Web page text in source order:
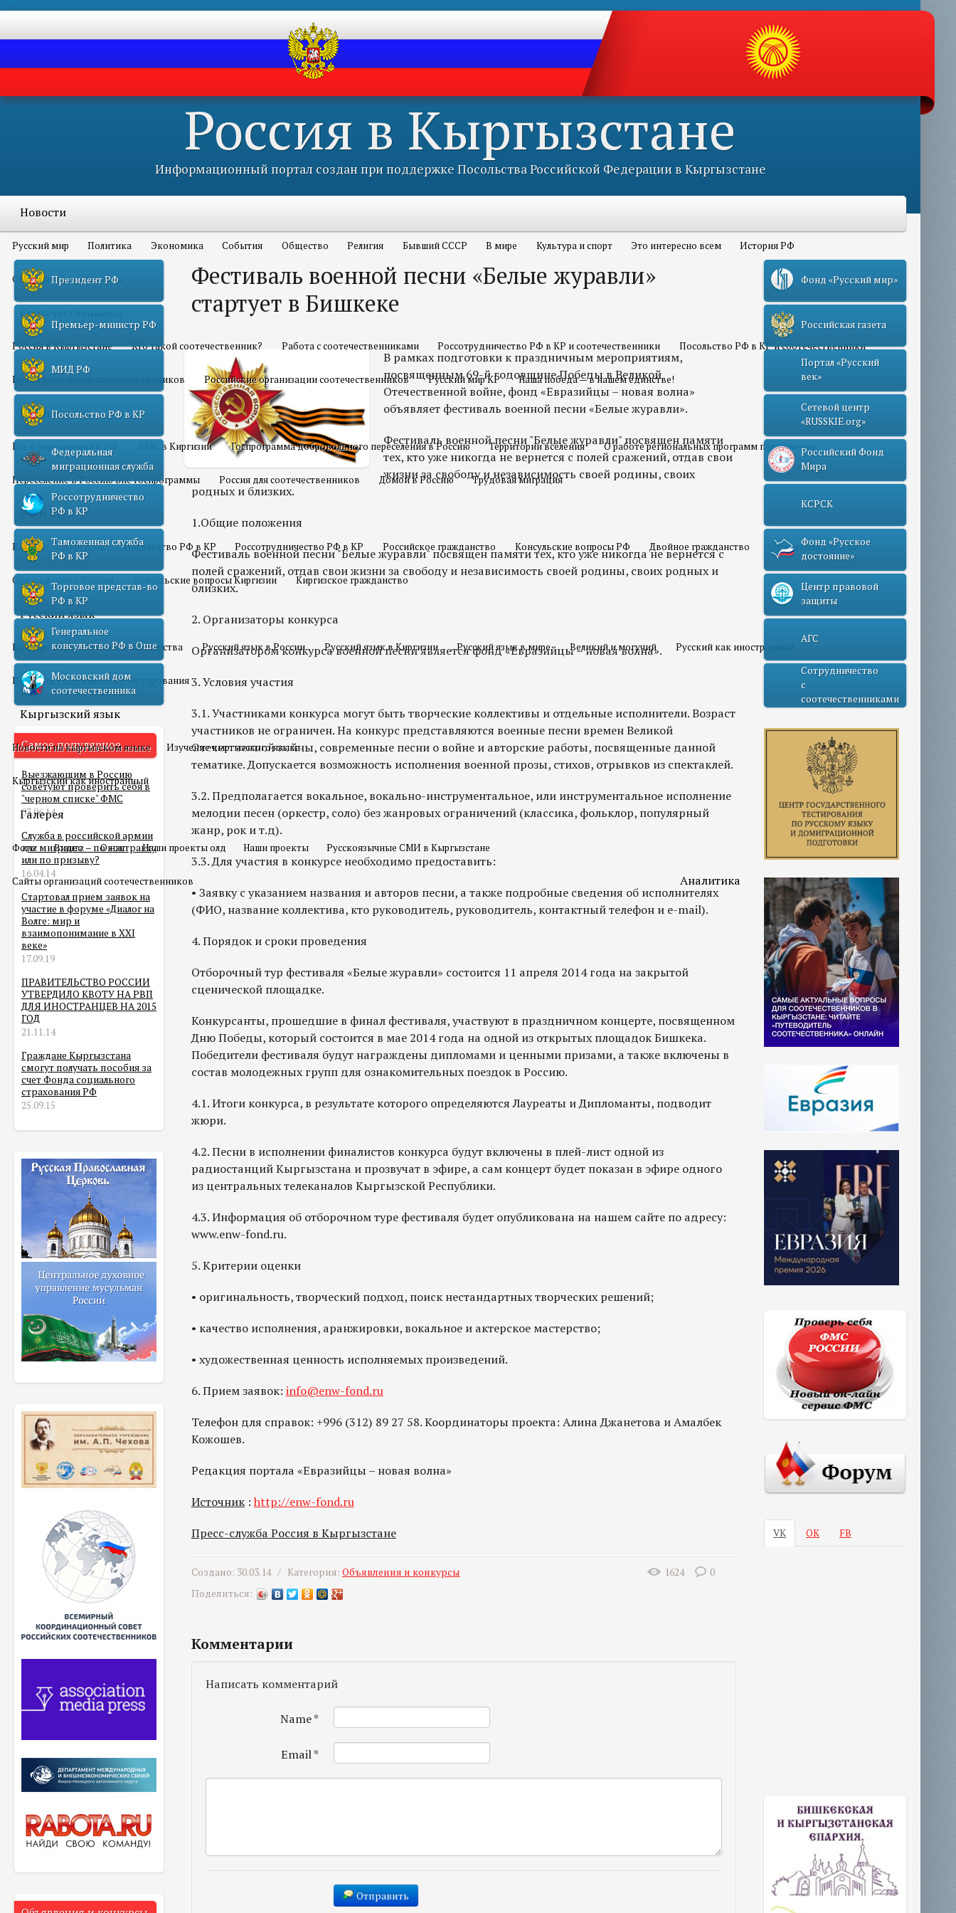
Россия в Кыргызстане
Информационный портал создан при поддержке Посольства Российской Федерации в Кыргызстане
Новости
Русский мир Политика Экономика События Общество Религия Бывший СССР В мире Культура и спорт Это интересно всем История РФ
Объявления и конкурсы
Соотечественники
Россия в Кыргызстане Кто такой соотечественник? Работа с соотечественниками Россотрудничество РФ в КР и соотечественники Посольство РФ в КР и соотечественники
Права российских соотечественников Российские организации соотечественников Русский мир КР Наша победа — в нашем единстве!
Переселение
Все о переселении в РФ ФМС в Киргизии Госпрограмма добровольного переселения в Россию Территории вселения О работе региональных программ переселения
Переселение в Россию вне госпрограммы Россия для соотечественников Домой в Россию Трудовая миграция
РФ и КР
Россия Киргизия Посольство РФ в КР Россотрудничество РФ в КР Российское гражданство Консульские вопросы РФ Двойное гражданство Отношения РФ и КР
Образование в России Консульские вопросы Киргизии Киргизское гражданство
Русский язык
Конкурс педагогического мастерства Русский язык в России Русский язык в Киргизии Русский язык в мире Великий и могучий Русский как иностранный
Центр государственного тестирования
Кыргызский язык
Новости на кыргызском языке Изучение кыргызского языка
Кыргызский как иностранный
Галерея
Фото Видео О нас Наши проекты олд Наши проекты Русскоязычные СМИ в Кыргызстане
Сайты организаций соотечественников Аналитика
Президент РФ
Премьер-министр РФ
МИД РФ
Посольство РФ в КР
Федеральная
миграционная служба
Россотрудничество
РФ в КР
Таможенная служба
РФ в КР
Торговое представ-во
РФ в КР
Генеральное
консульство РФ в Оше
Московский дом
соотечественника
Самое популярное
Выезжающим в Россию
советуют проверить себя в
"черном списке" ФМС
03.06.14
Служба в российской армии
для мигранта – по контракту
или по призыву?
16.04.14
Стартовал прием заявок на
участие в форуме «Диалог на
Волге: мир и
взаимопонимание в XXI
веке»
17.09.19
ПРАВИТЕЛЬСТВО РОССИИ
УТВЕРДИЛО КВОТУ НА РВП
ДЛЯ ИНОСТРАНЦЕВ НА 2015
ГОД
21.11.14
Граждане Кыргызстана
смогут получать пособия за
счет Фонда социального
страхования РФ
25.09.15
Фестиваль военной песни «Белые журавли»
стартует в Бишкеке
В рамках подготовки к праздничным мероприятиям,
посвященным 69-й годовщине Победы в Великой
Отечественной войне, фонд «Евразийцы – новая волна»
объявляет фестиваль военной песни «Белые журавли».
Фестиваль военной песни "Белые журавли" посвящен памяти
тех, кто уже никогда не вернется с полей сражений, отдав свои
жизни за свободу и независимость своей родины, своих
родных и близких.
1.Общие положения
Фестиваль военной песни "Белые журавли" посвящен памяти тех, кто уже никогда не вернется с
полей сражений, отдав свои жизни за свободу и независимость своей родины, своих родных и
близких.
2. Организаторы конкурса
Организатором конкурса военной песни является фонд «Евразийцы – новая волна».
3. Условия участия
3.1. Участниками конкурса могут быть творческие коллективы и отдельные исполнители. Возраст
участников не ограничен. На конкурс представляются военные песни времен Великой
Отечественной войны, современные песни о войне и авторские работы, посвященные данной
тематике. Допускается возможность исполнения военной прозы, стихов, отрывков из спектаклей.
3.2. Предполагается вокальное, вокально-инструментальное, или инструментальное исполнение
мелодии песен (оркестр, соло) без жанровых ограничений (классика, фольклор, популярный
жанр, рок и т.д).
3.3. Для участия в конкурсе необходимо предоставить:
• Заявку с указанием названия и авторов песни, а также подробные сведения об исполнителях
(ФИО, название коллектива, кто руководитель, руководитель, контактный телефон и e-mail).
4. Порядок и сроки проведения
Отборочный тур фестиваля «Белые журавли» состоится 11 апреля 2014 года на закрытой
сценической площадке.
Конкурсанты, прошедшие в финал фестиваля, участвуют в праздничном концерте, посвященном
Дню Победы, который состоится в мае 2014 года на одной из открытых площадок Бишкека.
Победители фестиваля будут награждены дипломами и ценными призами, а также включены в
состав молодежных групп для ознакомительных поездок в Россию.
4.1. Итоги конкурса, в результате которого определяются Лауреаты и Дипломанты, подводит
жюри.
4.2. Песни в исполнении финалистов конкурса будут включены в плей-лист одной из
радиостанций Кыргызстана и прозвучат в эфире, а сам концерт будет показан в эфире одного
из центральных телеканалов Кыргызской Республики.
4.3. Информация об отборочном туре фестиваля будет опубликована на нашем сайте по адресу:
www.enw-fond.ru.
5. Критерии оценки
• оригинальность, творческий подход, поиск нестандартных творческих решений;
• качество исполнения, аранжировки, вокальное и актерское мастерство;
• художественная ценность исполняемых произведений.
6. Прием заявок: info@enw-fond.ru
Телефон для справок: +996 (312) 89 27 58. Координаторы проекта: Алина Джанетова и Амалбек
Кожошев.
Редакция портала «Евразийцы – новая волна»
Источник: http://enw-fond.ru
Пресс-служба Россия в Кыргызстане
Создано: 30.03.14 / Категория: Объявления и конкурсы 1624
0
Поделиться:
Комментарии
Написать комментарий
Name*
Email*
Отправить
Фонд «Русский мир»
Российская газета
Портал «Русский
век»
Сетевой центр
«RUSSKIE.org»
Российский Фонд
Мира
КСРСК
Фонд «Русское
достояние»
Центр правовой
защиты
АГС
Сотрудничество
с
соотечественниками
VK ОК FB